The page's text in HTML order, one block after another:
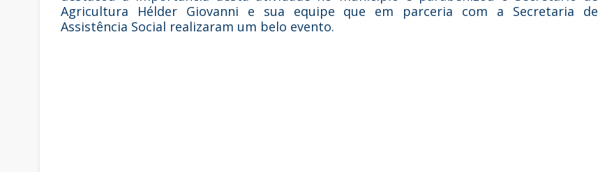
Agricultura Hélder Giovanni e sua equipe que em parceria com a Secretaria de
Assistência Social realizaram um belo evento.